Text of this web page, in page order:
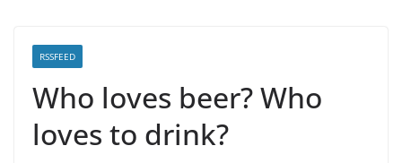
RSSFEED
Who loves beer? Who
loves to drink?